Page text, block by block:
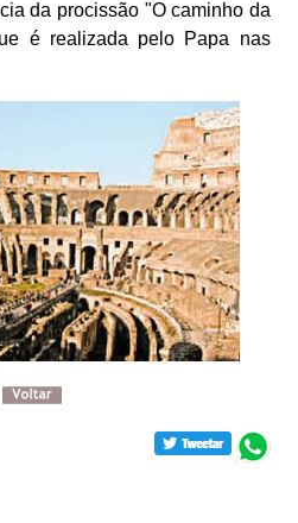
da procissão "O caminho da
é realizada pelo Papa nas